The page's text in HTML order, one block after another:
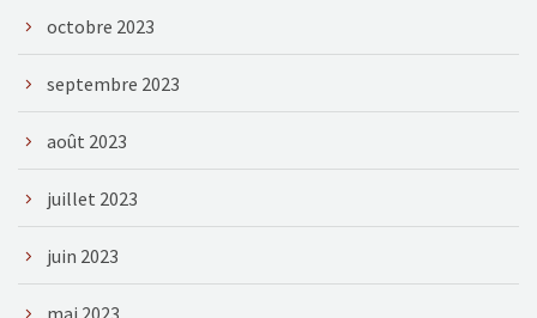
octobre 2023
septembre 2023
août 2023
juillet 2023
juin 2023